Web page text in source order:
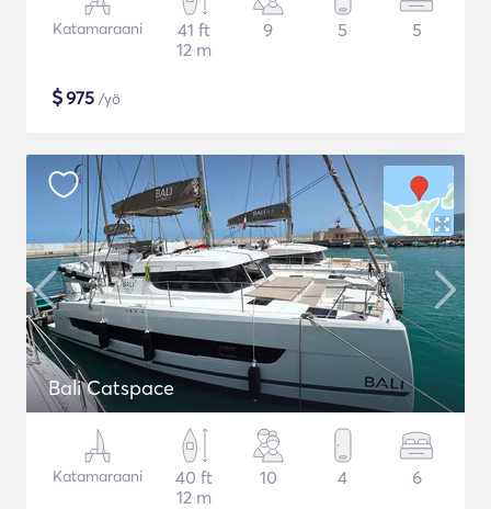
Katamaraani
41 ft
12 m
9 5 5
$975 /yö
Bali Catspace
Katamaraani
40 ft
12 m
10 4 6